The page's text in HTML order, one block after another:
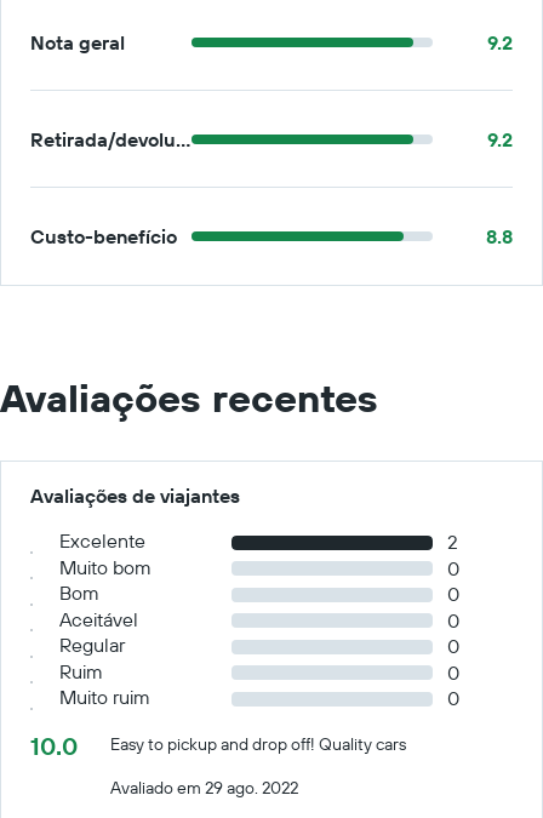
Nota geral 9.2
Retirada/devolução 9.2
Custo-benefício 8.8
Avaliações recentes
Avaliações de viajantes
Excelente
2
Muito bom
0
Bom
0
Aceitável
0
Regular
0
Ruim
0
Muito ruim
0
10.0
Easy to pickup and drop off! Quality cars
Avaliado em 29 ago. 2022